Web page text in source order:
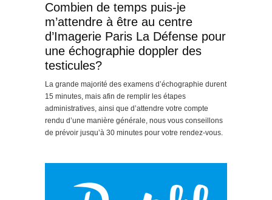
Combien de temps puis-je
m’attendre à être au centre
d’Imagerie Paris La Défense pour
une échographie doppler des
testicules?
La grande majorité des examens d’échographie durent
15 minutes, mais afin de remplir les étapes
administratives, ainsi que d’attendre votre compte
rendu d’une manière générale, nous vous conseillons
de prévoir jusqu’à 30 minutes pour votre rendez-vous.